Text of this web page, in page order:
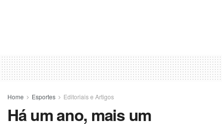
Home Esportes Editoriais e Artigos
Há um ano, mais um